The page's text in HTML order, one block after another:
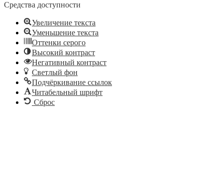
Средства доступности
Увеличение текста
Уменьшение текста
Оттенки серого
Высокий контраст
Негативный контраст
Светлый фон
Подчёркивание ссылок
Читабельный шрифт
Сброс